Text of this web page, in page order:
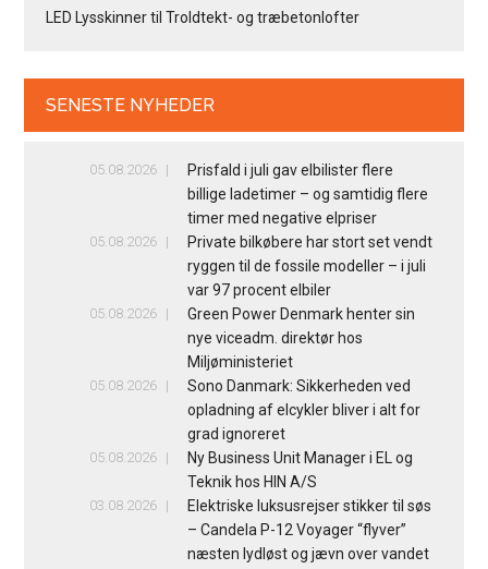
LED Lysskinner til Troldtekt- og træbetonlofter
SENESTE NYHEDER
05.08.2026
Prisfald i juli gav elbilister flere
billige ladetimer – og samtidig flere
timer med negative elpriser
05.08.2026
Private bilkøbere har stort set vendt
ryggen til de fossile modeller – i juli
var 97 procent elbiler
05.08.2026
Green Power Denmark henter sin
nye viceadm. direktør hos
Miljøministeriet
05.08.2026
Sono Danmark: Sikkerheden ved
opladning af elcykler bliver i alt for
grad ignoreret
05.08.2026
Ny Business Unit Manager i EL og
Teknik hos HIN A/S
03.08.2026
Elektriske luksusrejser stikker til søs
– Candela P-12 Voyager “flyver”
næsten lydløst og jævn over vandet